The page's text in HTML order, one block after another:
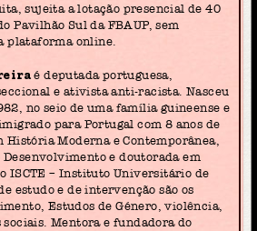
sujeita a lotação presencial de 40
Pavilhão Sul da FBAUP, sem
plataforma online.
é deputada portuguesa,
e ativista anti-racista. Nasceu
no seio de uma família guineense e
para Portugal com 8 anos de
História Moderna e Contemporânea,
Desenvolvimento e doutorada em
ISCTE – Instituto Universitário de
estudo e de intervenção são os
Estudos de Género, violência,
Mentora e fundadora do